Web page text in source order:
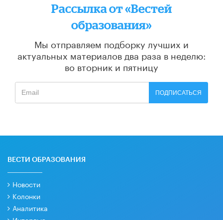
Рассылка от «Вестей
образования»
Мы отправляем подборку лучших и
актуальных материалов два раза в неделю:
во вторник и пятницу
ПОДПИСАТЬСЯ
ВЕСТИ ОБРАЗОВАНИЯ
Новости
Колонки
Аналитика